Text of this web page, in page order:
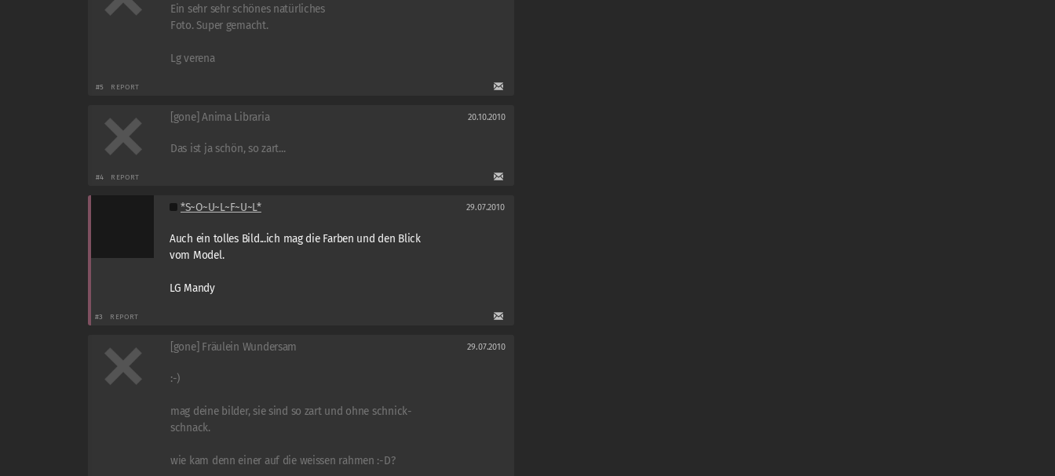
Ein sehr sehr schönes natürliches
Foto. Super gemacht.
Lg verena
#5 REPORT
[gone] Anima Libraria 20.10.2010
Das ist ja schön, so zart...
#4 REPORT
*S~O~U~L~F~U~L* 29.07.2010
Auch ein tolles Bild...ich mag die Farben und den Blick
vom Model.
LG Mandy
#3 REPORT
[gone] Fräulein Wundersam 29.07.2010
:-)
mag deine bilder, sie sind so zart und ohne schnick-
schnack.
wie kam denn einer auf die weissen rahmen :-D?